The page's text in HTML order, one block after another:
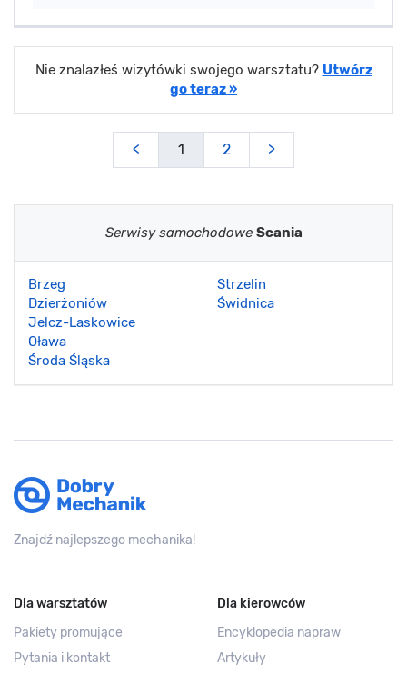
Nie znalazłeś wizytówki swojego warsztatu? Utwórz
go teraz »
< 1 2 >
Serwisy samochodowe Scania
Brzeg
Dzierżoniów
Jelcz-Laskowice
Oława
Środa Śląska
Strzelin
Świdnica
Znajdź najlepszego mechanika!
Dla warsztatów
Pakiety promujące
Pytania i kontakt
Dla kierowców
Encyklopedia napraw
Artykuły